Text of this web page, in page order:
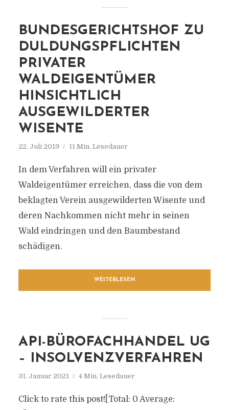
BUNDESGERICHTSHOF ZU
DULDUNGSPFLICHTEN
PRIVATER
WALDEIGENTÜMER
HINSICHTLICH
AUSGEWILDERTER
WISENTE
22. Juli 2019 11 Min. Lesedauer
In dem Verfahren will ein privater
Waldeigentümer erreichen, dass die von dem
beklagten Verein ausgewilderten Wisente und
deren Nachkommen nicht mehr in seinen
Wald eindringen und den Baumbestand
schädigen.
WEITERLESEN
API-BÜROFACHHANDEL UG
– INSOLVENZVERFAHREN
31. Januar 2021 4 Min. Lesedauer
Click to rate this post![Total: 0 Average: